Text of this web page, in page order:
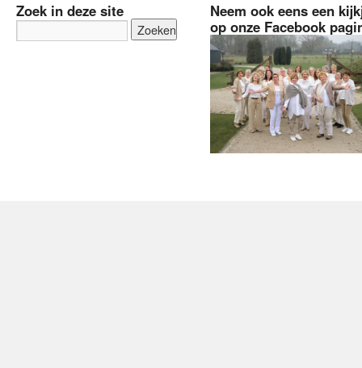
Zoek in deze site
Neem ook eens een
op onze Facebook